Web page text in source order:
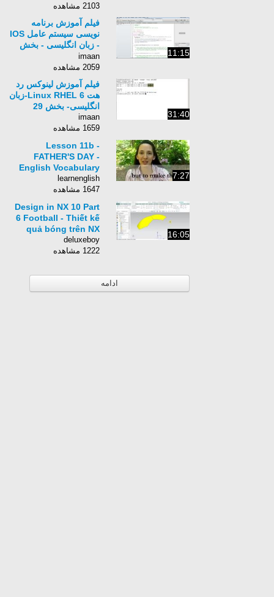
2103 مشاهده
11:15
فیلم آموزش برنامه
نویسی سیستم عامل IOS
- زبان انگلیسی - بخش
10
imaan
2059 مشاهده
31:40
فیلم آموزش لینوکس رد
هت Linux RHEL 6-زبان
انگلیسی- بخش 29
imaan
1659 مشاهده
7:27
Lesson 11b -
FATHER'S DAY -
English Vocabulary
learnenglish
1647 مشاهده
16:05
Design in NX 10 Part
6 Football - Thiết kế
quả bóng trên NX
deluxeboy
1222 مشاهده
ادامه